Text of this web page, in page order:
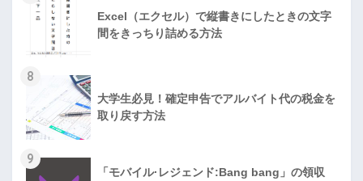
Excel（エクセル）で縦書きにしたときの文字
間をきっちり詰める方法
8
大学生必見！確定申告でアルバイト代の税金を
取り戻す方法
9
「モバイル·レジェンド:Bang bang」の領収